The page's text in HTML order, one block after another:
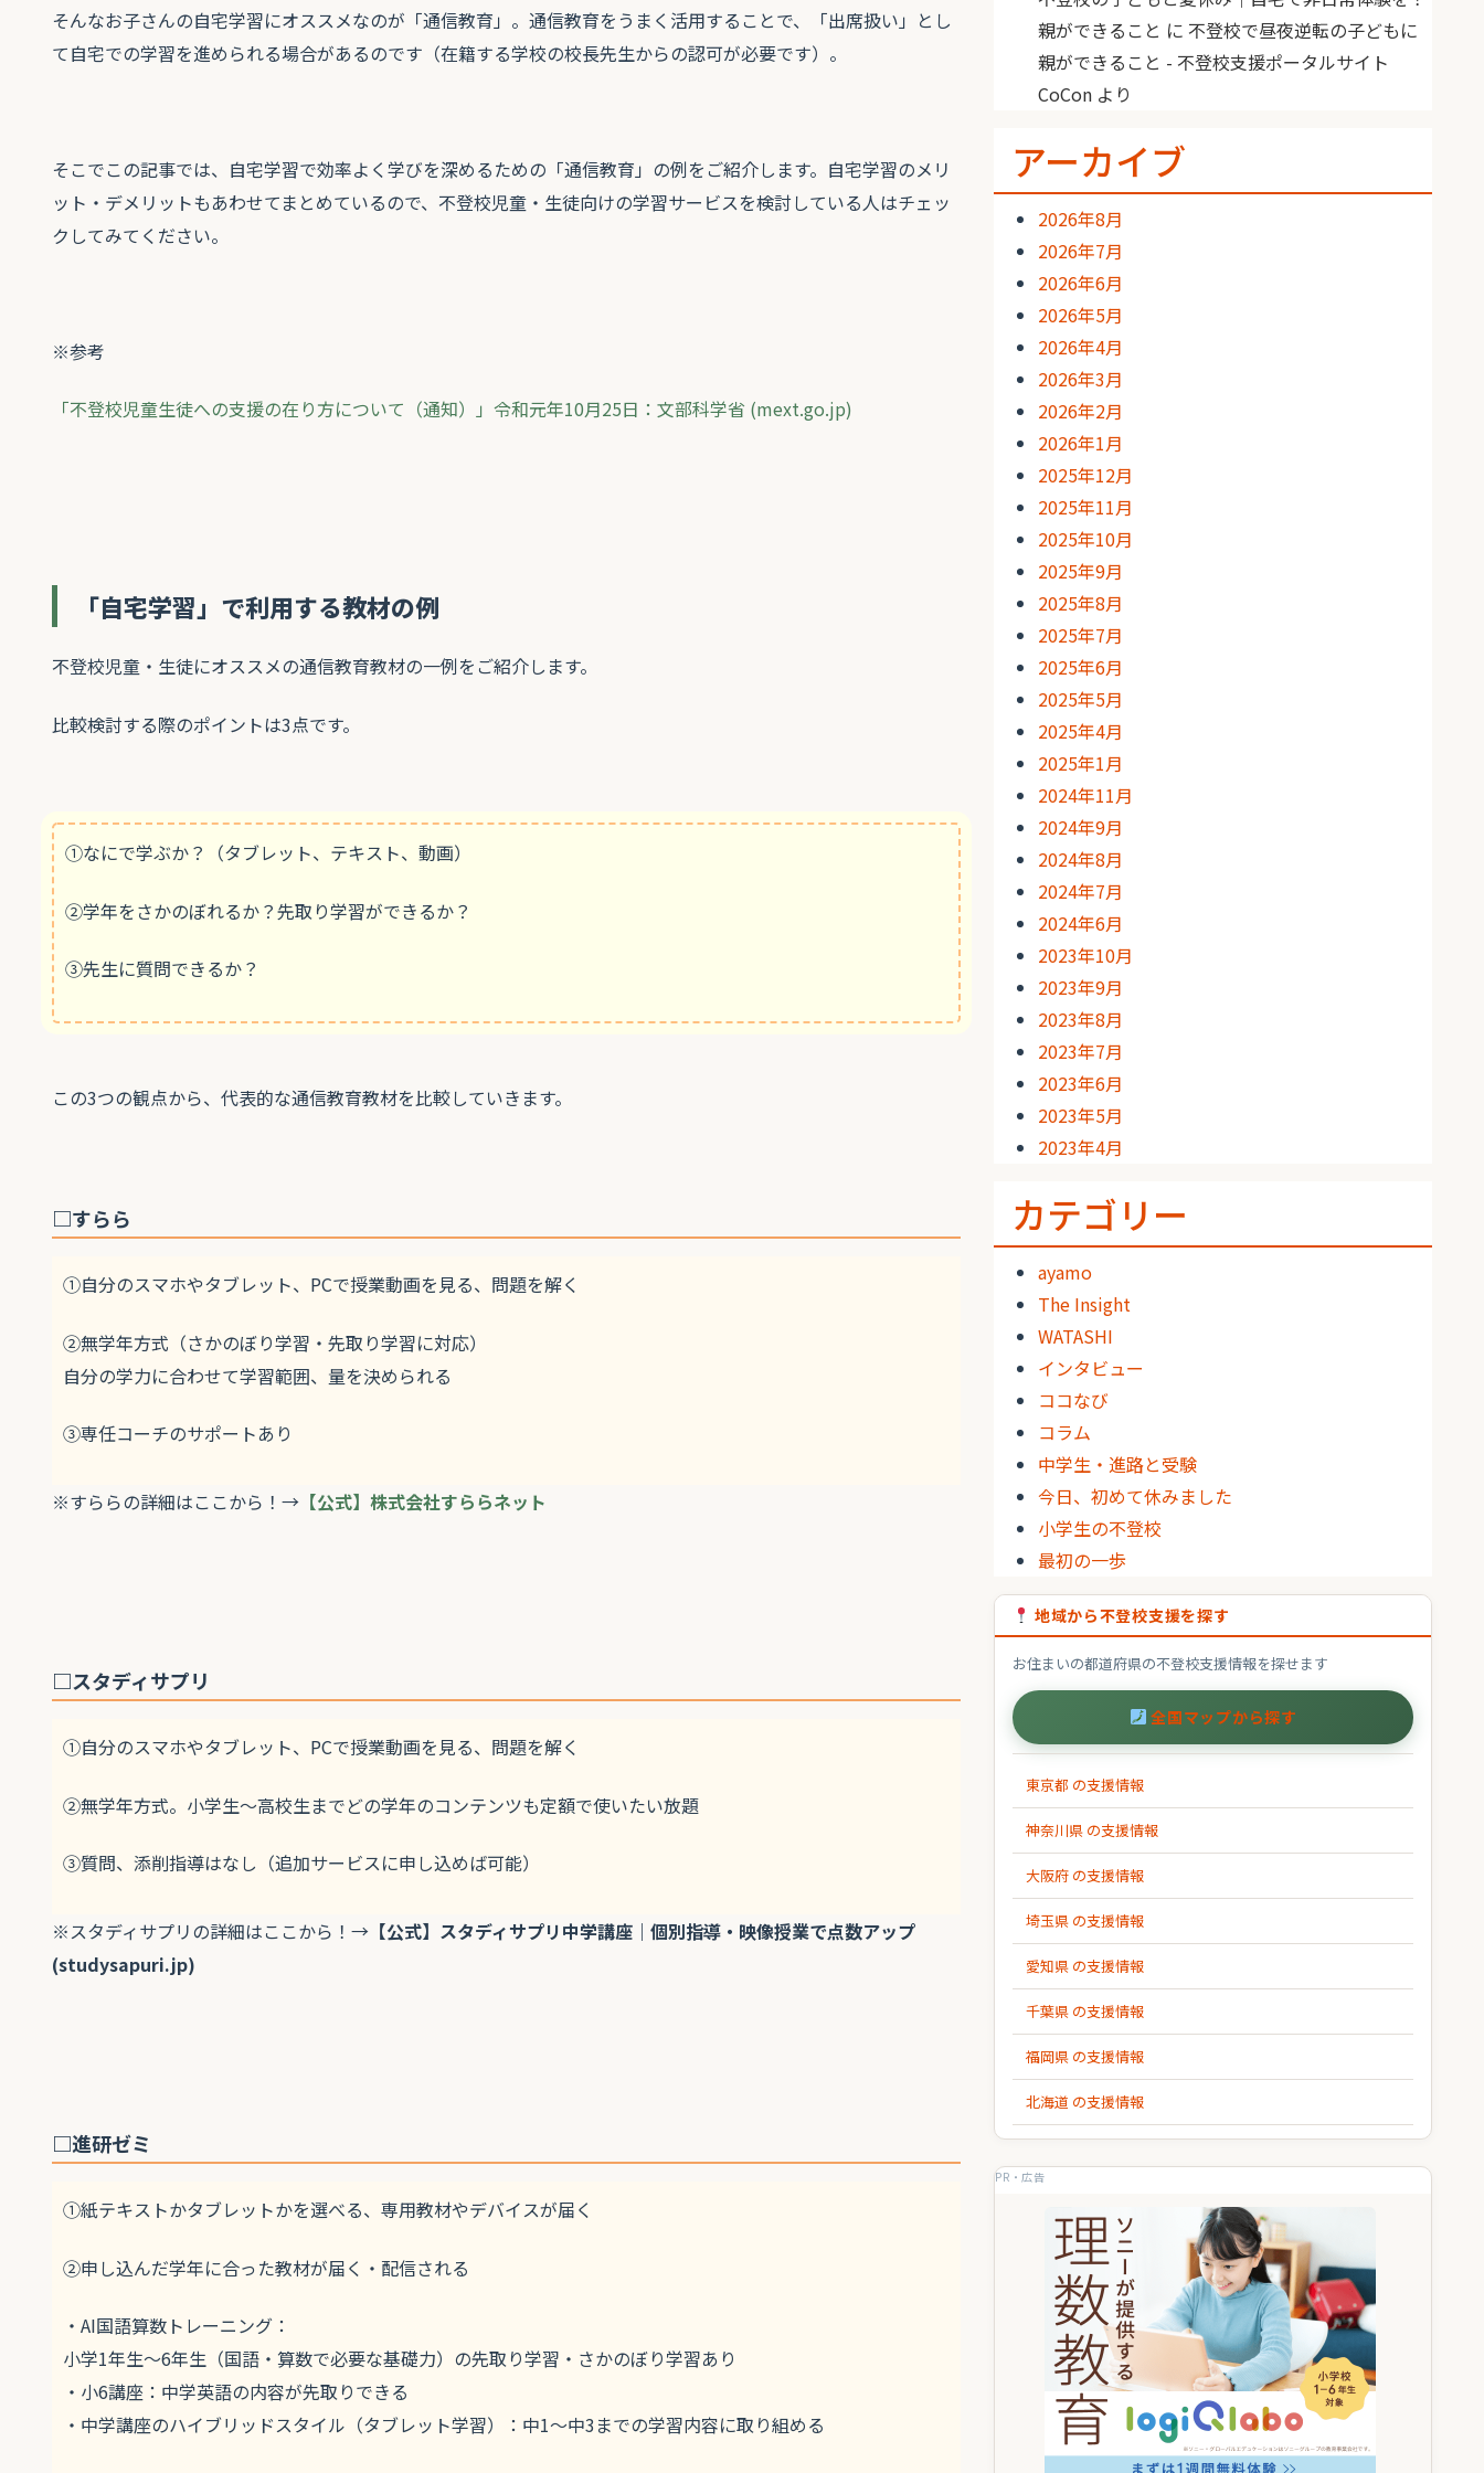
そんなお子さんの自宅学習にオススメなのが「通信教育」。通信教育をうまく活用することで、「出席扱い」とし
て自宅での学習を進められる場合があるのです（在籍する学校の校長先生からの認可が必要です）。
そこでこの記事では、自宅学習で効率よく学びを深めるための「通信教育」の例をご紹介します。自宅学習のメリ
ット・デメリットもあわせてまとめているので、不登校児童・生徒向けの学習サービスを検討している人はチェッ
クしてみてください。
※参考
「不登校児童生徒への支援の在り方について（通知）」令和元年10月25日：文部科学省 (mext.go.jp)
「自宅学習」で利用する教材の例
不登校児童・生徒にオススメの通信教育教材の一例をご紹介します。
比較検討する際のポイントは3点です。
①なにで学ぶか？（タブレット、テキスト、動画）
②学年をさかのぼれるか？先取り学習ができるか？
③先生に質問できるか？
この3つの観点から、代表的な通信教育教材を比較していきます。
□すらら
①自分のスマホやタブレット、PCで授業動画を見る、問題を解く
②無学年方式（さかのぼり学習・先取り学習に対応）
自分の学力に合わせて学習範囲、量を決められる
③専任コーチのサポートあり
※すららの詳細はここから！→ 【公式】株式会社すららネット
□スタディサプリ
①自分のスマホやタブレット、PCで授業動画を見る、問題を解く
②無学年方式。小学生～高校生までどの学年のコンテンツも定額で使いたい放題
③質問、添削指導はなし（追加サービスに申し込めば可能）
※スタディサプリの詳細はここから！→ 【公式】スタディサプリ中学講座｜個別指導・映像授業で点数アップ
(studysapuri.jp)
□進研ゼミ
①紙テキストかタブレットかを選べる、専用教材やデバイスが届く
②申し込んだ学年に合った教材が届く・配信される
・AI国語算数トレーニング：
小学1年生～6年生（国語・算数で必要な基礎力）の先取り学習・さかのぼり学習あり
・小6講座：中学英語の内容が先取りできる
・中学講座のハイブリッドスタイル（タブレット学習）：中1〜中3までの学習内容に取り組める
親ができること に 不登校で昼夜逆転の子どもに
親ができること - 不登校支援ポータルサイト
CoCon より
アーカイブ
2026年8月
2026年7月
2026年6月
2026年5月
2026年4月
2026年3月
2026年2月
2026年1月
2025年12月
2025年11月
2025年10月
2025年9月
2025年8月
2025年7月
2025年6月
2025年5月
2025年4月
2025年1月
2024年11月
2024年9月
2024年8月
2024年7月
2024年6月
2023年10月
2023年9月
2023年8月
2023年7月
2023年6月
2023年5月
2023年4月
カテゴリー
ayamo
The Insight
WATASHI
インタビュー
ココなび
コラム
中学生・進路と受験
今日、初めて休みました
小学生の不登校
最初の一歩
地域から不登校支援を探す
お住まいの都道府県の不登校支援情報を探せます
全国マップから探す
東京都 の支援情報
神奈川県 の支援情報
大阪府 の支援情報
埼玉県 の支援情報
愛知県 の支援情報
千葉県 の支援情報
福岡県 の支援情報
北海道 の支援情報
PR・広告